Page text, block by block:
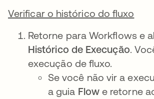
Verificar o histórico do fluxo
Retorne para Workflows e
Histórico de Execução.
execução de fluxo.
Se você não vir a
a guia Flowe retorne